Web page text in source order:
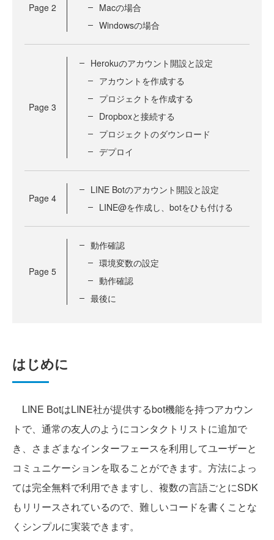
Page 2
Macの場合
Windowsの場合
Page 3
Herokuのアカウント開設と設定
アカウントを作成する
プロジェクトを作成する
Dropboxと接続する
プロジェクトのダウンロード
デプロイ
Page 4
LINE Botのアカウント開設と設定
LINE@を作成し、botをひも付ける
Page 5
動作確認
環境変数の設定
動作確認
最後に
はじめに
LINE BotはLINE社が提供するbot機能を持つアカウン
トで、通常の友人のようにコンタクトリストに追加で
き、さまざまなインターフェースを利用してユーザーと
コミュニケーションを取ることができます。方法によっ
ては完全無料で利用できますし、複数の言語ごとにSDK
もリリースされているので、難しいコードを書くことな
くシンプルに実装できます。